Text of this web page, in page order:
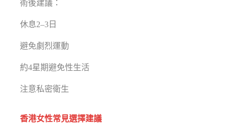
術後建議：
休息2–3日
避免劇烈運動
約4星期避免性生活
注意私密衛生
香港女性常見選擇建議